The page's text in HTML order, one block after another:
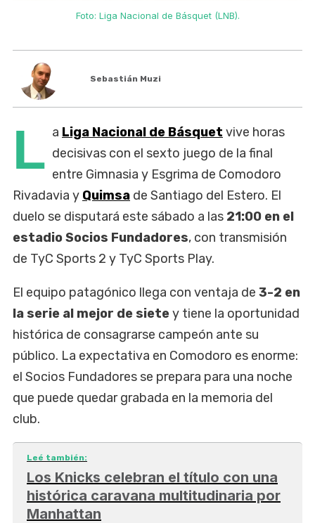
Foto: Liga Nacional de Básquet (LNB).
Sebastián Muzi
L a Liga Nacional de Básquet vive horas
decisivas con el sexto juego de la final
entre Gimnasia y Esgrima de Comodoro
Rivadavia y Quimsa de Santiago del Estero. El
duelo se disputará este sábado a las 21:00 en el
estadio Socios Fundadores, con transmisión
de TyC Sports 2 y TyC Sports Play.
El equipo patagónico llega con ventaja de 3-2 en
la serie al mejor de siete y tiene la oportunidad
histórica de consagrarse campeón ante su
público. La expectativa en Comodoro es enorme:
el Socios Fundadores se prepara para una noche
que puede quedar grabada en la memoria del
club.
Leé también:
Los Knicks celebran el título con una
histórica caravana multitudinaria por
Manhattan